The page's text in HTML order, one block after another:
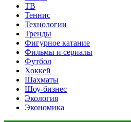
ТВ
Теннис
Технологии
Тренды
Фигурное катание
Фильмы и сериалы
Футбол
Хоккей
Шахматы
Шоу-бизнес
Экология
Экономика